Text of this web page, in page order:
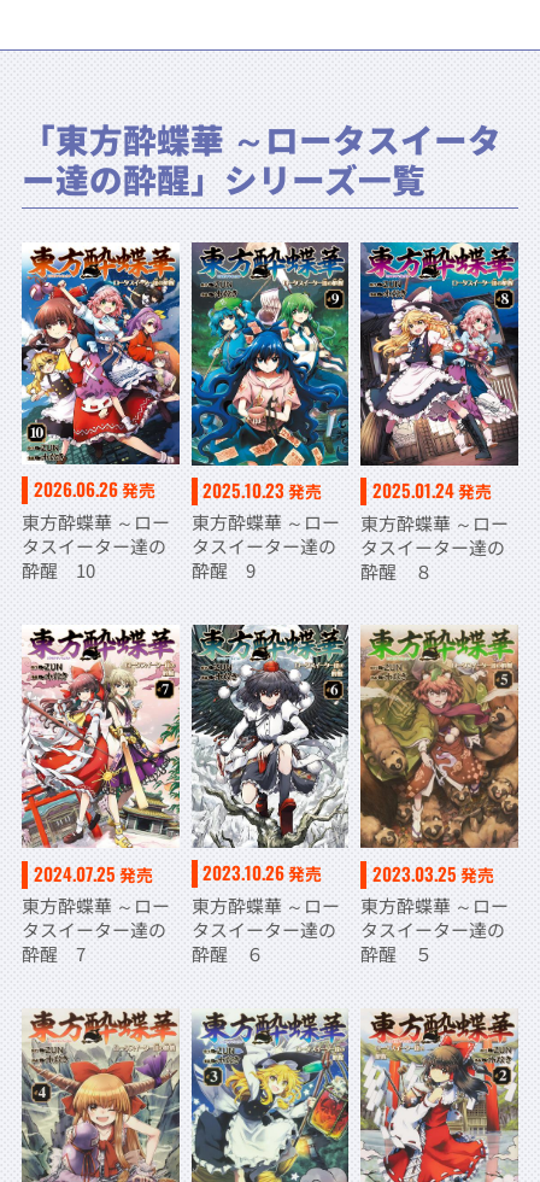
「東方酔蝶華 ～ロータスイータ
ー達の酔醒」シリーズ一覧
2026.06.26発売
東方酔蝶華 ～ロー
タスイーター達の
酔醒 10
2025.10.23 発売
東方酔蝶華 ～ロー
タスイーター達の
酔醒 9
2025.01.24発売
東方酔蝶華 ～ロー
タスイーター達の
酔醒 ８
2024.07.25 発売
東方酔蝶華 ～ロー
タスイーター達の
酔醒 7
2023.10.26発売
東方酔蝶華 ～ロー
タスイーター達の
酔醒 ６
2023.03.25 発売
東方酔蝶華 ～ロー
タスイーター達の
酔醒 ５